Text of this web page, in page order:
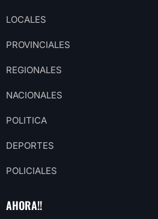
LOCALES
PROVINCIALES
REGIONALES
NACIONALES
POLITICA
DEPORTES
POLICIALES
AHORA!!